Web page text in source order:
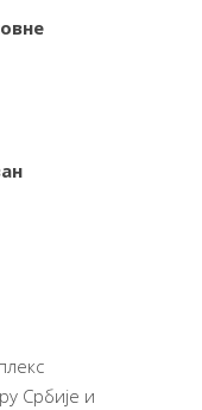
Србије и